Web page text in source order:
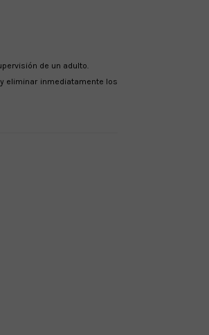
de un adulto.
eliminar inmediatamente los